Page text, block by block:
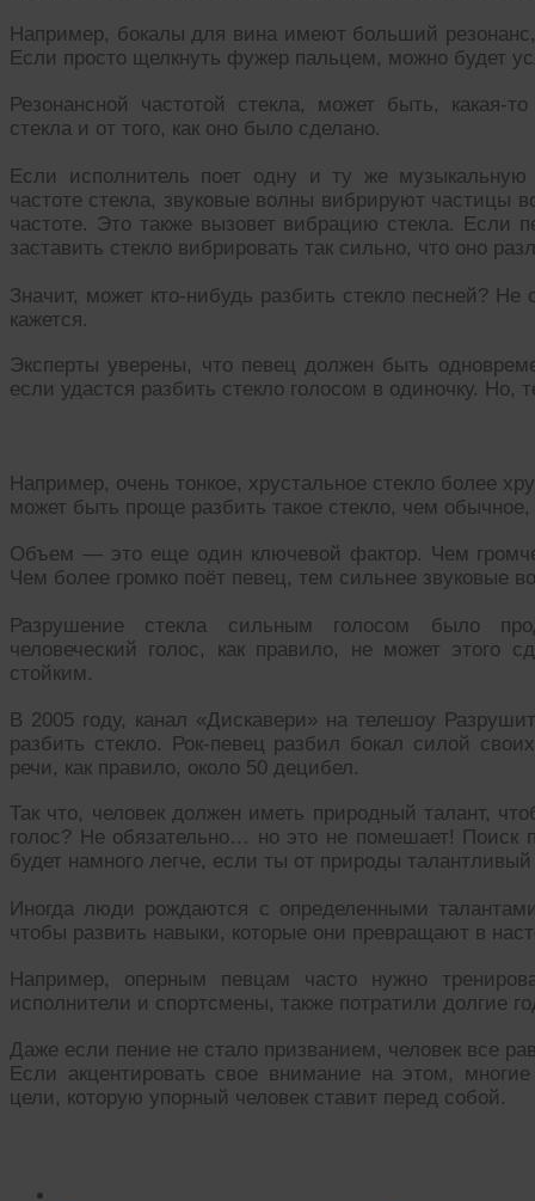
Например, бокалы для вина имеют больший
Если просто щелкнуть фужер пальцем, можно будет
Резонансной частотой стекла, может быть, какая-
стекла и от того, как оно было сделано.
Если исполнитель поет одну и ту же музыкальную
частоте стекла, звуковые волны вибрируют частицы
частоте. Это также вызовет вибрацию стекла. Если
заставить стекло вибрировать так сильно, что оно
Значит, может кто-нибудь разбить стекло песней?
кажется.
Эксперты уверены, что певец должен быть
если удастся разбить стекло голосом в одиночку.
Например, очень тонкое, хрустальное стекло более
может быть проще разбить такое стекло, чем обычное,
Объем — это еще один ключевой фактор. Чем
Чем более громко поёт певец, тем сильнее звуковые
Разрушение стекла сильным голосом было
человеческий голос, как правило, не может этого
стойким.
В 2005 году, канал «Дискавери» на телешоу
разбить стекло. Рок-певец разбил бокал силой
речи, как правило, около 50 децибел.
Так что, человек должен иметь природный талант,
голос? Не обязательно… но это не помешает! Поиск
будет намного легче, если ты от природы
Иногда люди рождаются с определенными
чтобы развить навыки, которые они превращают в
Например, оперным певцам часто нужно
исполнители и спортсмены, также потратили долгие
Даже если пение не стало призванием, человек все
Если акцентировать свое внимание на этом,
цели, которую упорный человек ставит перед собой.